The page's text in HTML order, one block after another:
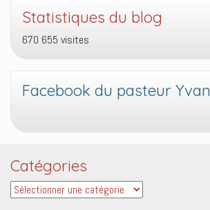
Statistiques du blog
670 655 visites
Facebook du pasteur Yvan
Catégories
Catégories